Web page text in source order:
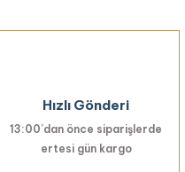
Hızlı Gönderi
13:00’dan önce siparişlerde
ertesi gün kargo